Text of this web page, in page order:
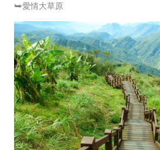
⮩愛情大草原